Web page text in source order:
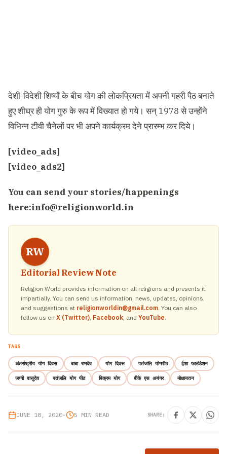
देशी-विदेशी शिष्यों के बीच योग की लोकप्रियता में अपनी गहरी पैठ बनाते
हुए शीघ्र ही योग गुरु के रूप में विख्यात हो गये। सन् 1978 से उन्होंने
विभिन्न टीवी चैनेलों पर भी अपने कार्यक्रम देने प्रारम्भ कर दिये।
[video_ads]
[video_ads2]
You can send your stories/happenings
here:info@religionworld.in
RW
Editorial Review Note
Religion World provides information on all religions and presents it
impartially. You can send us information, news, updates, opinions,
and suggestions at religionworldin@gmail.com. You can also
follow us on X (Twitter), Facebook, and YouTube.
TAGS
अंतर्राष्ट्रीय योग दिवस बाबा रामदेव योग दिवस पतंजलि योगपीठ ईशा फाउंडेशन
जग्गी वासुदेव पतंजलि योग पीठ बिक्रम योग बीके एस अयंगर मोक्षायतन
JUNE 18, 2020• 5 MIN READ SHARE: